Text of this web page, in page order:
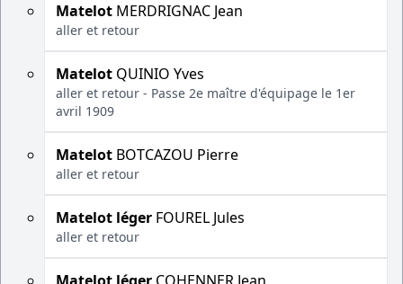
Matelot MERDRIGNAC Jean
aller et retour
Matelot QUINIO Yves
aller et retour - Passe 2e maître d'équipage le 1er
avril 1909
Matelot BOTCAZOU Pierre
aller et retour
Matelot léger FOUREL Jules
aller et retour